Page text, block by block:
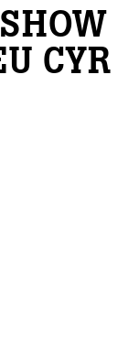
CYR